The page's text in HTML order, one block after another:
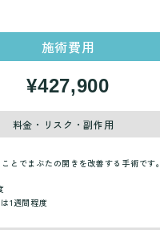
施術費用
¥427,900
料金・リスク・副作用
とでまぶたの開きを改善する手術です。
1週間程度